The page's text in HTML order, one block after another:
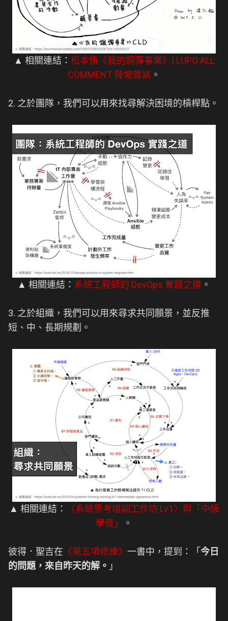
▲ 相關連結： 松本悟《我的鋼彈事業》| LUPO ALL
COMMENT 陸坡雜談 。
2. 之於團隊，我們可以用來找尋解決困境的槓桿點。
▲ 相關連結： 系統工程師的 DevOps 實踐之道 。
3. 之於組織，我們可以用來尋求共同願景，並反推
短、中、長期規劃。
▲ 相關連結：
〈系統思考培訓工作坊 Lv1〉與「中級
學徒」
。
彼得．聖吉在 《第五項修練》 一書中，提到：「 今日
的問題，來自昨天的解。 」